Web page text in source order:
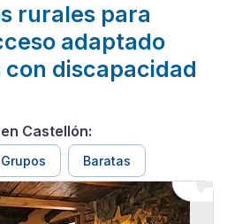
rurales para
adaptado
discapacidad
Castellón:
Grupos Baratas